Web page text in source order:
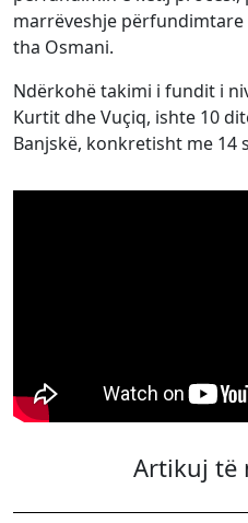
marrëveshje përfundimtare
tha Osmani.
Ndërkohë takimi i fundit i
Kurtit dhe Vuçiq, ishte 10
Banjskë, konkretisht me 14
Artikuj të